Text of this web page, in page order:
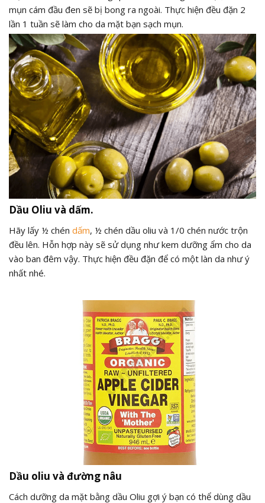
mụn cám đầu đen sẽ bị bong ra ngoài. Thực hiện đều đặn 2
lần 1 tuần sẽ làm cho da mặt bạn sạch mụn.
Dầu Oliu và dấm.
Hãy lấy ½ chén dấm, ½ chén dầu oliu và 1/0 chén nước trộn
đều lên. Hỗn hợp này sẽ sử dụng như kem dưỡng ẩm cho da
vào ban đêm vậy. Thực hiện đều đặn để có một làn da như ý
nhất nhé.
Dầu oliu và đường nâu
Cách dưỡng da mặt bằng dầu Oliu gợi ý bạn có thể dùng dầu